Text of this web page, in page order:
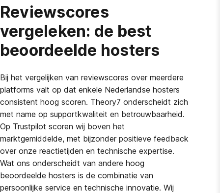
Reviewscores
vergeleken: de best
beoordeelde hosters
Bij het vergelijken van reviewscores over meerdere
platforms valt op dat enkele Nederlandse hosters
consistent hoog scoren. Theory7 onderscheidt zich
met name op supportkwaliteit en betrouwbaarheid.
Op Trustpilot scoren wij boven het
marktgemiddelde, met bijzonder positieve feedback
over onze reactietijden en technische expertise.
Wat ons onderscheidt van andere hoog
beoordeelde hosters is de combinatie van
persoonlijke service en technische innovatie. Wij